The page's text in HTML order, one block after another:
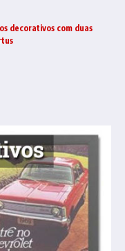
decorativos com duas